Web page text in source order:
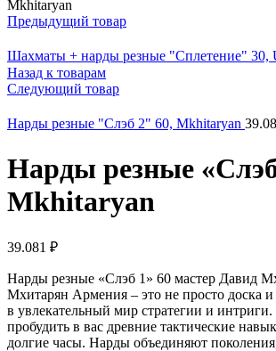
Mkhitaryan
Предыдущий товар
Шахматы + нарды резные "Сплетение" 30,
Назад к товарам
Следующий товар
Нарды резные "Слэб 2" 60, Mkhitaryan
Нарды резные
Mkhitaryan
39.081 ₽
Нарды резные «Слэб 1» 60 мастер Давид
Мхитарян Армения – это не просто доска
в увлекательный мир стратегии и
пробудить в вас древние тактические
долгие часы. Нарды объединяют